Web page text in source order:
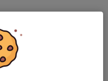
skapade